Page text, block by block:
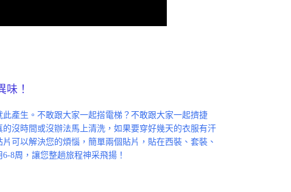
味！
產生。不敢跟大家一起搭電梯？不敢跟大家一起擠捷
沒時間或沒辦法馬上清洗，如果要穿好幾天的衣服有汗
可以解決您的煩惱，簡單兩個貼片，貼在西裝、套裝、
8周，讓您整趟旅程神采飛揚！